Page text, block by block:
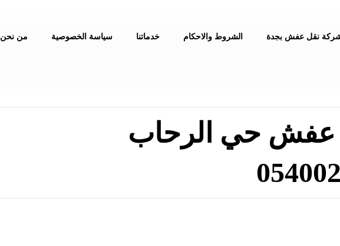
نقل عفش بجدة الشروط والاحكام خدماتنا سياسة الخصوصية من نحن
عفش حي الرحاب